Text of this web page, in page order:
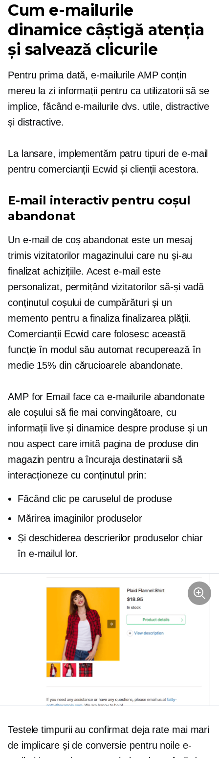
Cum e-mailurile
dinamice câștigă atenția
și salvează clicurile
Pentru prima dată, e-mailurile AMP conțin
mereu la ziinformații pentru ca utilizatorii să se
implice, făcând e-mailurile dvs. utile, distractive
și distractive.
La lansare, implementăm patru tipuri de e-mail
pentru comercianții Ecwid și clienții acestora.
E-mail interactiv pentru coșul
abandonat
Un e-mail de coș abandonat este un mesaj
trimis vizitatorilor magazinului care nu și-au
finalizat achizițiile. Acest e-mail este
personalizat, permițând vizitatorilor să-și vadă
conținutul coșului de cumpărături și un
memento pentru a finaliza finalizarea plății.
Comercianții Ecwid care folosesc această
funcție în modul său automat recuperează în
medie 15% din cărucioarele abandonate.
AMP for Email face ca e-mailurile abandonate
ale coșului să fie mai convingătoare, cu
informații live și dinamice despre produse și un
nou aspect care imită pagina de produse din
magazin pentru a încuraja destinatarii să
interacționeze cu conținutul prin:
Făcând clic pe caruselul de produse
Mărirea imaginilor produselor
Și deschiderea descrierilor produselor chiar
în e-mailul lor.
Testele timpurii au confirmat deja rate mai mari
de implicare și de conversie pentru noile e-